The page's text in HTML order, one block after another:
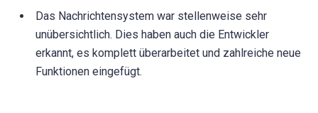
Das Nachrichtensystem war stellenweise sehr
unübersichtlich. Dies haben auch die Entwickler
erkannt, es komplett überarbeitet und zahlreiche neue
Funktionen eingefügt.